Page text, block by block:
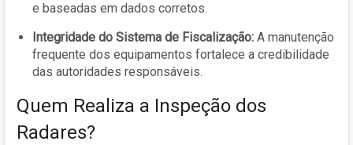
e baseadas em dados corretos.
Integridade do Sistema de Fiscalização: A manutenção
frequente dos equipamentos fortalece a credibilidade
das autoridades responsáveis.
Quem Realiza a Inspeção dos
Radares?